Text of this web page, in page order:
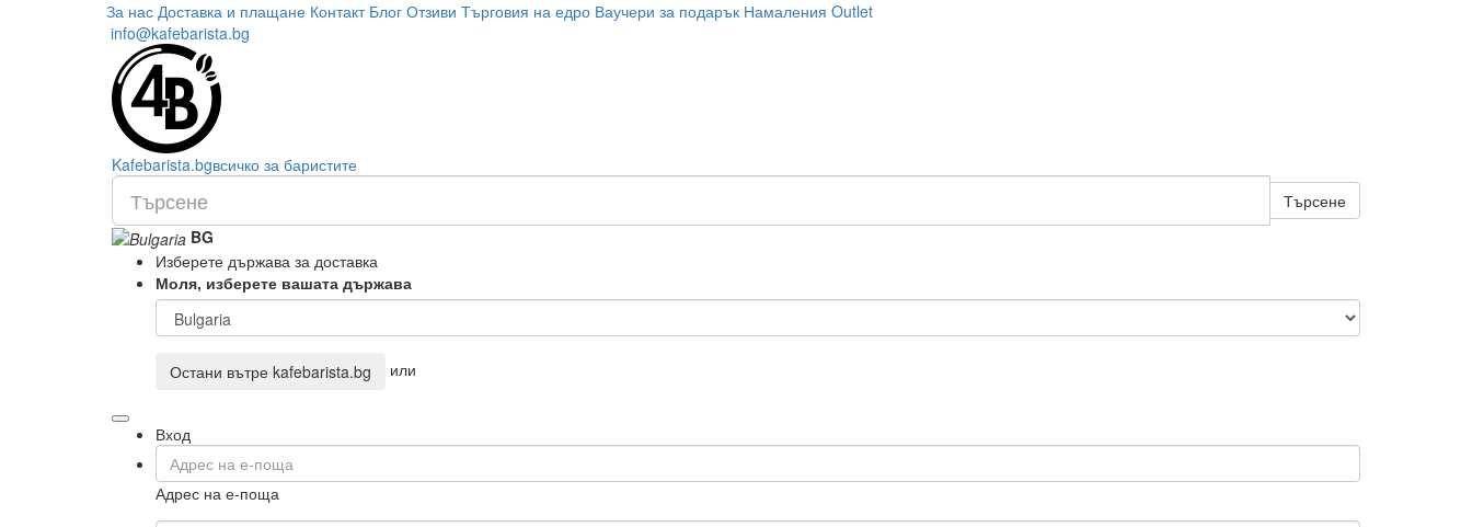
За нас Доставка и плащане Контакт Блог Отзиви Търговия на едро Ваучери за подарък Намаления Outlet
info@kafebarista.bg
Kafebarista.bgвсичко за баристите
Търсене
BG
Изберете държава за доставка
Моля, изберете вашата държава
Остани вътре kafebarista.bg или
Вход
Адрес на е-поща